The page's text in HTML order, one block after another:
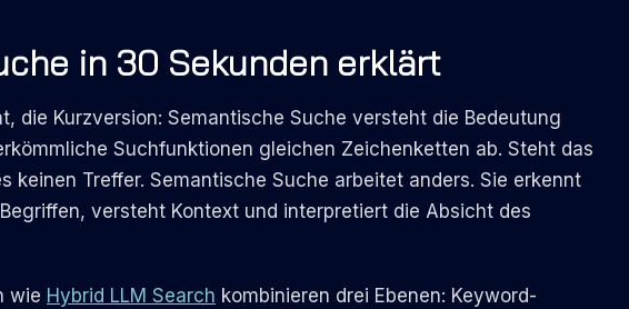
in 30 Sekunden erklärt
die Kurzversion: Semantische Suche versteht die Bedeutung
Suchfunktionen gleichen Zeichenketten ab. Steht das
keinen Treffer. Semantische Suche arbeitet anders. Sie erkennt
versteht Kontext und interpretiert die Absicht des
wie Hybrid LLM Search kombinieren drei Ebenen: Keyword-